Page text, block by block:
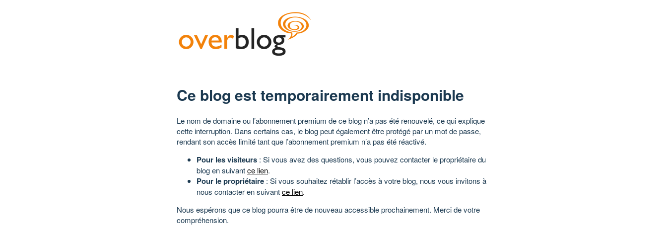
Ce blog est temporairement indisponible
Le nom de domaine ou l’abonnement premium de ce blog n’a pas été renouvelé, ce qui explique
cette interruption. Dans certains cas, le blog peut également être protégé par un mot de passe,
rendant son accès limité tant que l’abonnement premium n’a pas été réactivé.
Pour les visiteurs : Si vous avez des questions, vous pouvez contacter le propriétaire du
blog en suivantce lien.
Pour le propriétaire : Si vous souhaitez rétablir l’accès à votre blog, nous vous invitons à
nous contacter en suivantce lien.
Nous espérons que ce blog pourra être de nouveau accessible prochainement. Merci de votre
compréhension.